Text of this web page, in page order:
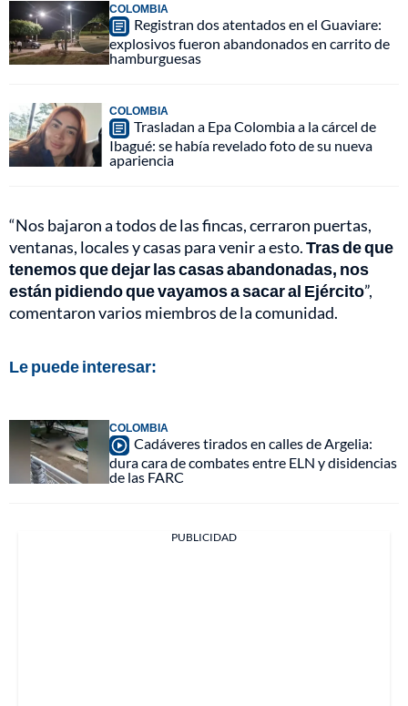
COLOMBIA
Registran dos atentados en el Guaviare:
explosivos fueron abandonados en carrito de
hamburguesas
COLOMBIA
Trasladan a Epa Colombia a la cárcel de
Ibagué: se había revelado foto de su nueva
apariencia
“Nos bajaron a todos de las fincas, cerraron puertas,
ventanas, locales y casas para venir a esto.Tras de que
tenemos que dejar las casas abandonadas, nos
están pidiendo que vayamos a sacar al Ejército”,
comentaron varios miembros de la comunidad.
Le puede interesar:
COLOMBIA
Cadáveres tirados en calles de Argelia:
dura cara de combates entre ELN y disidencias
de las FARC
PUBLICIDAD